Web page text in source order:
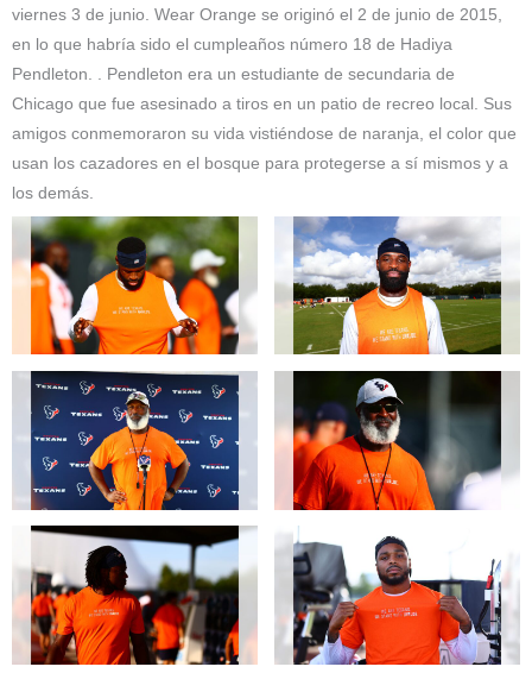
viernes 3 de junio. Wear Orange se originó el 2 de junio de 2015,
en lo que habría sido el cumpleaños número 18 de Hadiya
Pendleton. . Pendleton era un estudiante de secundaria de
Chicago que fue asesinado a tiros en un patio de recreo local. Sus
amigos conmemoraron su vida vistiéndose de naranja, el color que
usan los cazadores en el bosque para protegerse a sí mismos y a
los demás.